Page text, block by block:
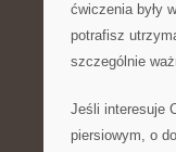
ćwiczenia były
potrafisz
szczególnie
Jeśli interesuje
piersiowym, o